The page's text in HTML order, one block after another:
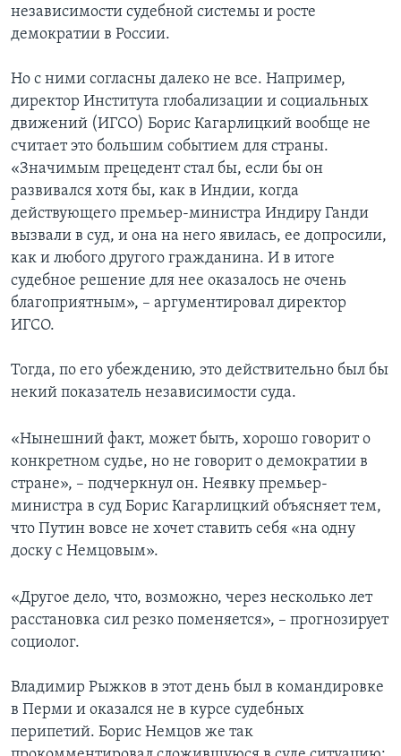
независимости судебной системы и росте
демократии в России.
Но с ними согласны далеко не все. Например,
директор Института глобализации и социальных
движений (ИГСО) Борис Кагарлицкий вообще не
считает это большим событием для страны.
«Значимым прецедент стал бы, если бы он
развивался хотя бы, как в Индии, когда
действующего премьер-министра Индиру Ганди
вызвали в суд, и она на него явилась, ее допросили,
как и любого другого гражданина. И в итоге
судебное решение для нее оказалось не очень
благоприятным», – аргументировал директор
ИГСО.
Тогда, по его убеждению, это действительно был бы
некий показатель независимости суда.
«Нынешний факт, может быть, хорошо говорит о
конкретном судье, но не говорит о демократии в
стране», – подчеркнул он. Неявку премьер-
министра в суд Борис Кагарлицкий объясняет тем,
что Путин вовсе не хочет ставить себя «на одну
доску с Немцовым».
«Другое дело, что, возможно, через несколько лет
расстановка сил резко поменяется», – прогнозирует
социолог.
Владимир Рыжков в этот день был в командировке
в Перми и оказался не в курсе судебных
перипетий. Борис Немцов же так